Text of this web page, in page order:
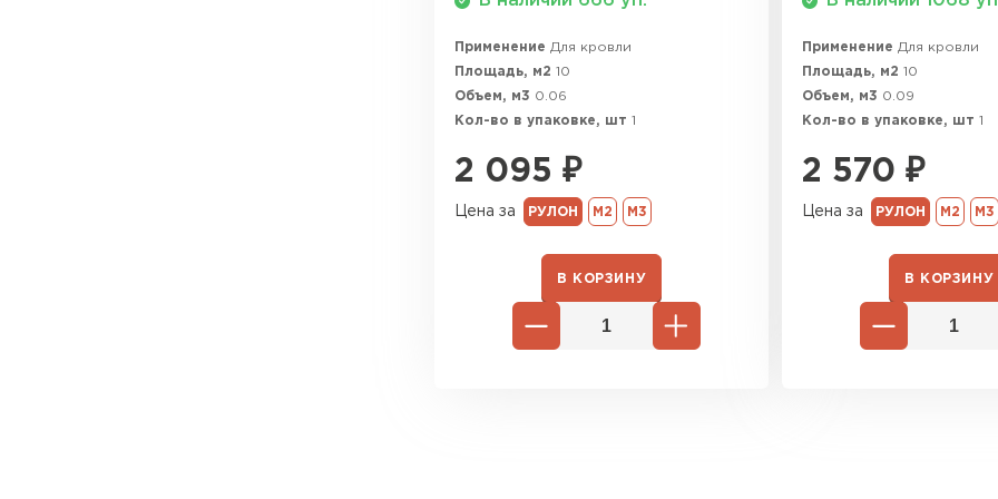
Применение Для кровли
Площадь, м2 10
Объем, м3 0.06
Кол-во в упаковке, шт 1
2 095 ₽
Цена за РУЛОН М2 М3
В КОРЗИНУ
Применение Для кровли
Площадь, м2 10
Объем, м3 0.09
Кол-во в упаковке, шт 1
2 570 ₽
Цена за РУЛОН М2 М3
В КОРЗИНУ